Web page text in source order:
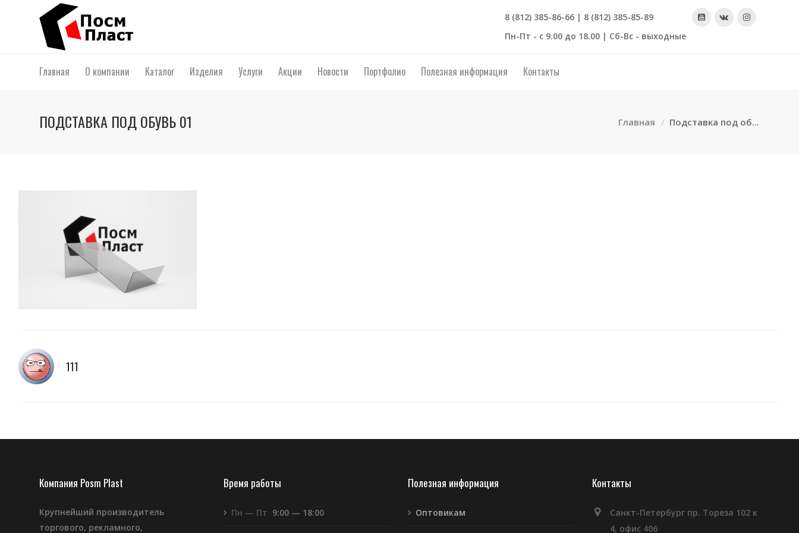
8 (812) 385-86-66 | 8 (812) 385-85-89
Пн-Пт - с 9.00 до 18.00 | Сб-Вс - выходные
Главная О компании Каталог Изделия Услуги Акции Новости Портфолио Полезная информация Контакты
ПОДСТАВКА ПОД ОБУВЬ 01 Главная Подставка под об...
111
Компания Posm Plast
Крупнейший производитель
торгового, рекламного,
Время работы
Пн — Пт 9:00 — 18:00
Полезная информация
Оптовикам
Контакты
Санкт-Петербург пр. Тореза 102 к
4, офис 406